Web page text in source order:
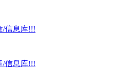
/信息库!!!
/信息库!!!